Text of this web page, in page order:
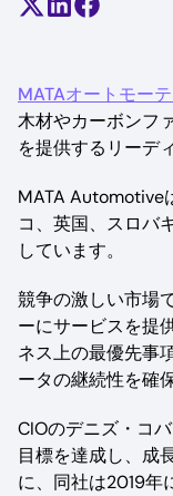
Share on X
Share onShare on
MATAオートモー
木材やカーボンフ
を提供するリーデ
MATA Automotive
コ、英国、スロバ
しています。
競争の激しい市場
ーにサービスを提
ネス上の最優先事
ータの継続性を確
CIOのデニズ・コ
目標を達成し、成
に、同社は2019年